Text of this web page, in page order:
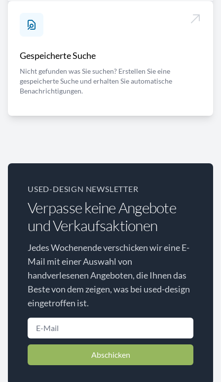
Gespeicherte Suche
Nicht gefunden was Sie suchen? Erstellen Sie eine
gespeicherte Suche und erhalten Sie automatische
Benachrichtigungen.
USED-DESIGN NEWSLETTER
Verpasse keine Angebote
und Verkaufsaktionen
Jedes Wochenende verschicken wir eine E-
Mail mit einer Auswahl von
handverlesenen Angeboten, die Ihnen das
Beste von dem zeigen, was bei used-design
eingetroffen ist.
Abschicken